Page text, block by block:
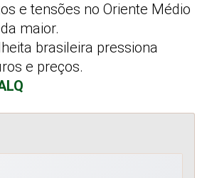
e tensões no Oriente Médio
maior.
brasileira pressiona
e preços.